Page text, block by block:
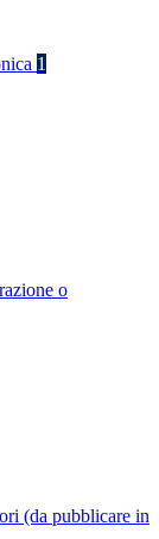
1
o
(da pubblicare in